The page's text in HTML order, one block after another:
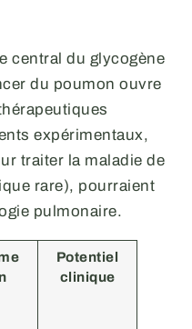
central du glycogène
du poumon ouvre
expérimentaux,
traiter la maladie de
rare), pourraient
pulmonaire.
Potentiel
clinique